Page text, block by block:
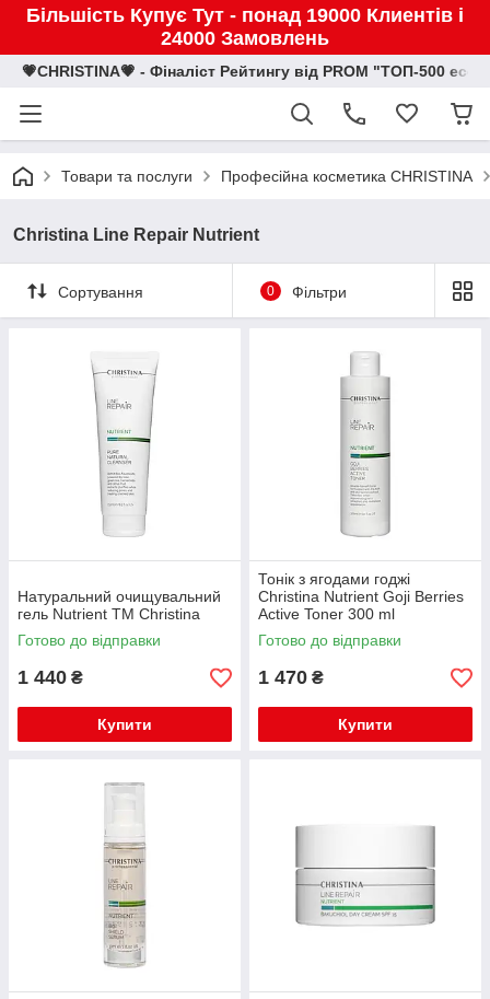
Більшість Купує Тут - понад 19000 Клиентів і
24000 Замовлень
💗CHRISTINA💗 - Фіналіст Рейтингу від PROM "ТОП-500
Товари та послуги Професійна косметика CHRISTINA
Christina Line Repair Nutrient
Сортування 0 Фільтри
Натуральний очищувальний
гель Nutrient TM Christina
Готово до відправки
1 440 ₴
Купити
Тонік з ягодами годжі
Christina Nutrient Goji Berries
Active Toner 300 ml
Готово до відправки
1 470 ₴
Купити